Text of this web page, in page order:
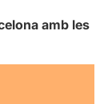
amb les